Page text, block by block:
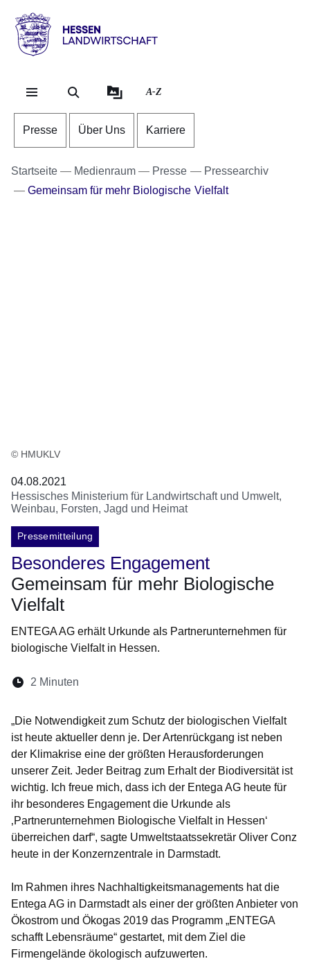
Hessen
Landwirtschaft
A-Z
Presse Über Uns Karriere
Startseite Medienraum Presse
Pressearchiv
Gemeinsam für mehr Biologische Vielfalt
© HMUKLV
04.08.2021
Hessisches Ministerium für Landwirtschaft und Umwelt,
Weinbau, Forsten, Jagd und Heimat
Pressemitteilung
Besonderes Engagement
Gemeinsam für mehr Biologische
Vielfalt
ENTEGA AG erhält Urkunde als Partnerunternehmen für
biologische Vielfalt in Hessen.
Lesedauer:
2 Minuten
„Die Notwendigkeit zum Schutz der biologischen Vielfalt
ist heute aktueller denn je. Der Artenrückgang ist neben
der Klimakrise eine der größten Herausforderungen
unserer Zeit. Jeder Beitrag zum Erhalt der Biodiversität ist
wichtig. Ich freue mich, dass ich der Entega AG heute für
ihr besonderes Engagement die Urkunde als
‚Partnerunternehmen Biologische Vielfalt in Hessen‘
überreichen darf“, sagte Umweltstaatssekretär Oliver Conz
heute in der Konzernzentrale in Darmstadt.
Im Rahmen ihres Nachhaltigkeitsmanagements hat die
Entega AG in Darmstadt als einer der größten Anbieter von
Ökostrom und Ökogas 2019 das Programm „ENTEGA
schafft Lebensräume“ gestartet, mit dem Ziel die
Firmengelände ökologisch aufzuwerten.